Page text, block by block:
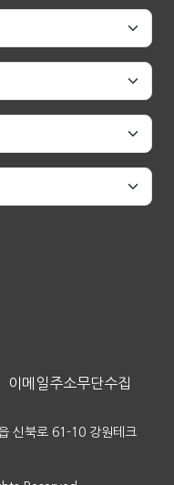
이메일주소무단수집
신북로 61-10 강원테크